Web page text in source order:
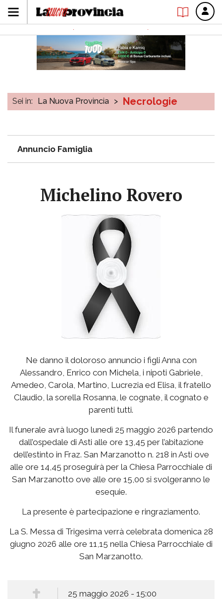
Sei in: La Nuova Provincia > Necrologie
Annuncio Famiglia
Michelino Rovero
Ne danno il doloroso annuncio i figli Anna con
Alessandro, Enrico con Michela, i nipoti Gabriele,
Amedeo, Carola, Martino, Lucrezia ed Elisa, il fratello
Claudio, la sorella Rosanna, le cognate, il cognato e
parenti tutti.
Il funerale avrà luogo lunedì 25 maggio 2026 partendo
dall’ospedale di Asti alle ore 13,45 per l’abitazione
dell’estinto in Fraz. San Marzanotto n. 218 in Asti ove
alle ore 14,45 proseguirà per la Chiesa Parrocchiale di
San Marzanotto ove alle ore 15,00 si svolgeranno le
esequie.
La presente è partecipazione e ringraziamento.
La S. Messa di Trigesima verrà celebrata domenica 28
giugno 2026 alle ore 11,15 nella Chiesa Parrocchiale di
San Marzanotto.
25 maggio 2026 - 15:00